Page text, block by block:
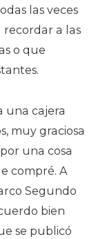
las veces
recordar a las
o que
una cajera
muy graciosa
una cosa
compré. A
Segundo
bien
se publicó